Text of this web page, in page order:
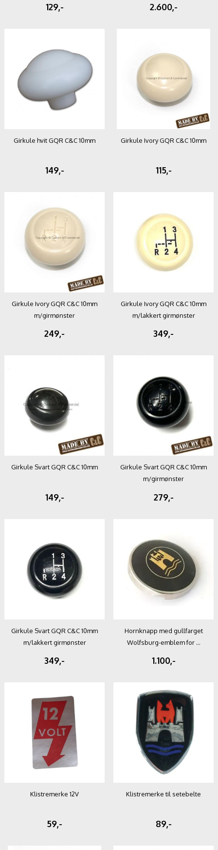
129,- 2.600,-
Girkule hvit GQR C&C 10mm
149,-
Girkule Ivory GQR C&C 10mm
115,-
Girkule Ivory GQR C&C 10mm
m/girmønster
249,-
Girkule Ivory GQR C&C 10mm
m/lakkert girmønster
349,-
Girkule Svart GQR C&C 10mm
149,-
Girkule Svart GQR C&C 10mm
m/girmønster
279,-
Girkule Svart GQR C&C 10mm
m/lakkert girmønster
349,-
Hornknapp med gullfarget
Wolfsburg-emblem for ...
1.100,-
Klistremerke 12V
59,-
Klistremerke til setebelte
89,-